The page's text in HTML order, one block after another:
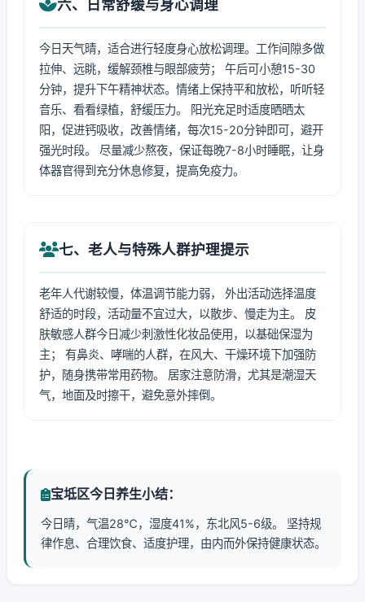
六、日常舒缓与身心调理
今日天气晴，适合进行轻度身心放松调理。工作间隙多做
拉伸、远眺，缓解颈椎与眼部疲劳； 午后可小憩15-30
分钟，提升下午精神状态。情绪上保持平和放松，听听轻
音乐、看看绿植，舒缓压力。 阳光充足时适度晒晒太
阳，促进钙吸收，改善情绪，每次15-20分钟即可，避开
强光时段。 尽量减少熬夜，保证每晚7-8小时睡眠，让身
体器官得到充分休息修复，提高免疫力。
七、老人与特殊人群护理提示
老年人代谢较慢，体温调节能力弱， 外出活动选择温度
舒适的时段，活动量不宜过大，以散步、慢走为主。 皮
肤敏感人群今日减少刺激性化妆品使用，以基础保湿为
主； 有鼻炎、哮喘的人群，在风大、干燥环境下加强防
护，随身携带常用药物。 居家注意防滑，尤其是潮湿天
气，地面及时擦干，避免意外摔倒。
宝坻区今日养生小结：
今日晴，气温28℃，湿度41%，东北风5-6级。 坚持规
律作息、合理饮食、适度护理，由内而外保持健康状态。